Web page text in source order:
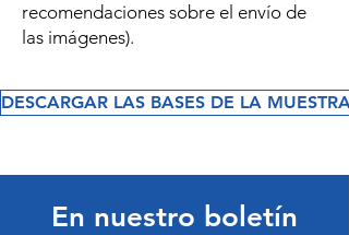
recomendaciones sobre el envío de
las imágenes).
DESCARGAR LAS BASES DE LA MUESTRA
En nuestro boletín